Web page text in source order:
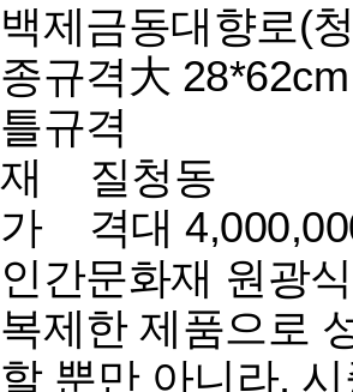
백제금동대향로(
종규격大
틀규격
재 질청동
가 격대
인간문화재 원광
복제한 제품으로
할 뿐만 아니라,